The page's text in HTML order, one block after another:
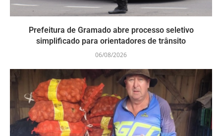
Prefeitura de Gramado abre processo seletivo
simplificado para orientadores de trânsito
06/08/2026